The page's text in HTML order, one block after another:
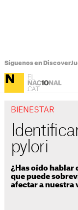
Síguenos en Discover
BIENESTAR
pylori
¿Has oído hablar
que puede
afectar a nuestra